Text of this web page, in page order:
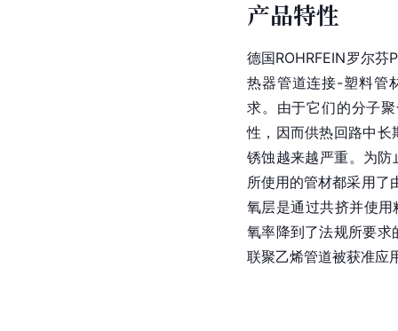
产品特性
德国ROHRFEIN罗尔
热器管道连接-塑料管
求。由于它们的分子
性，因而供热回路中长
锈蚀越来越严重。为
所使用的管材都采用了
氧层是通过共挤并使
氧率降到了法规所要求
联聚乙烯管道被获准应